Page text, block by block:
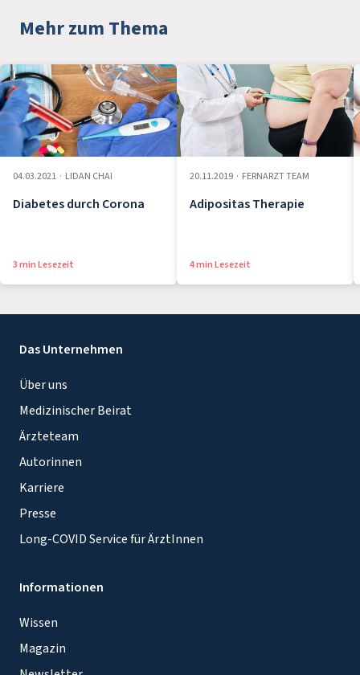
Mehr zum Thema
04.03.2021 · LIDAN CHAI
Diabetes durch Corona
3 min Lesezeit
20.11.2019 · FERNARZT TEAM
Adipositas Therapie
4 min Lesezeit
Das Unternehmen
Über uns
Medizinischer Beirat
Ärzteteam
Autorinnen
Karriere
Presse
Long-COVID Service für ÄrztInnen
Informationen
Wissen
Magazin